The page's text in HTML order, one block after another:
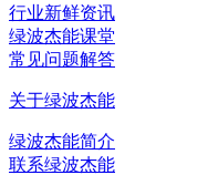
行业新鲜资讯
绿波杰能课堂
常见问题解答
关于绿波杰能
绿波杰能简介
联系绿波杰能